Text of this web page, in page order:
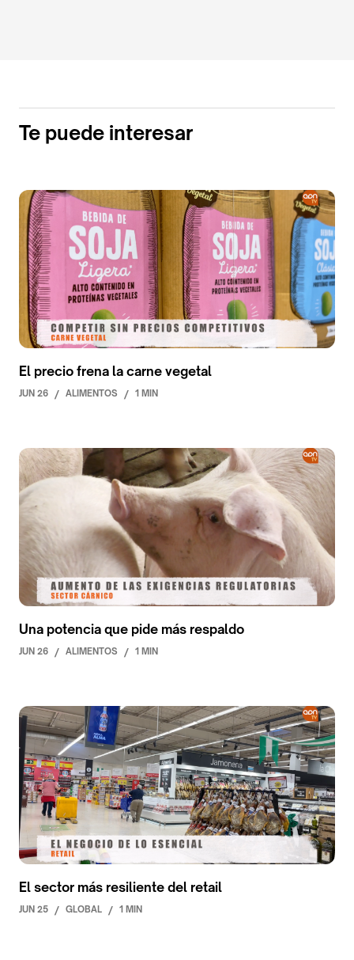
Te puede interesar
El precio frena la carne vegetal
JUN 26 / ALIMENTOS / 1 MIN
Una potencia que pide más respaldo
JUN 26 / ALIMENTOS / 1 MIN
El sector más resiliente del retail
JUN 25 / GLOBAL / 1 MIN